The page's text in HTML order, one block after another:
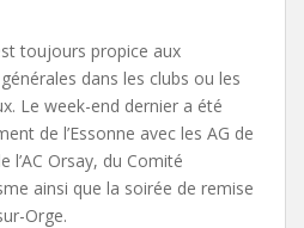
toujours propice aux
dans les clubs ou les
Le week-end dernier a été
de l’Essonne avec les AG de
l’AC Orsay, du Comité
ainsi que la soirée de remise
Orge.